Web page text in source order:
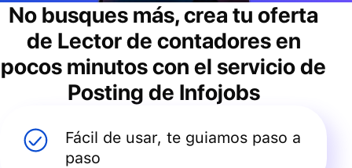
No busques más, crea tu oferta
de Lector de contadoresen
pocos minutos con el servicio de
Posting de Infojobs
Fácil de usar, te guiamos paso a
paso